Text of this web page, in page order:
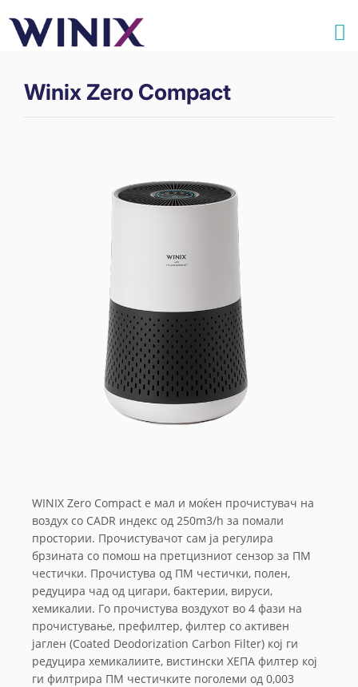
Winix Zero Compact
WINIX Zero Compact е мал и моќен прочистувач на
воздух со CADR индекс од 250m3/h за помали
простории. Прочистувачот сам ја регулира
брзината со помош на претцизниот сензор за ПМ
честички. Прочистува од ПМ честички, полен,
редуцира чад од цигари, бактерии, вируси,
хемикалии. Го прочистува воздухот во 4 фази на
прочистување, префилтер, филтер со активен
јаглен (Coated Deodorization Carbon Filter) кој ги
редуцира хемикалиите, вистински ХЕПА филтер кој
ги филтрира ПМ честичките поголеми од 0,003